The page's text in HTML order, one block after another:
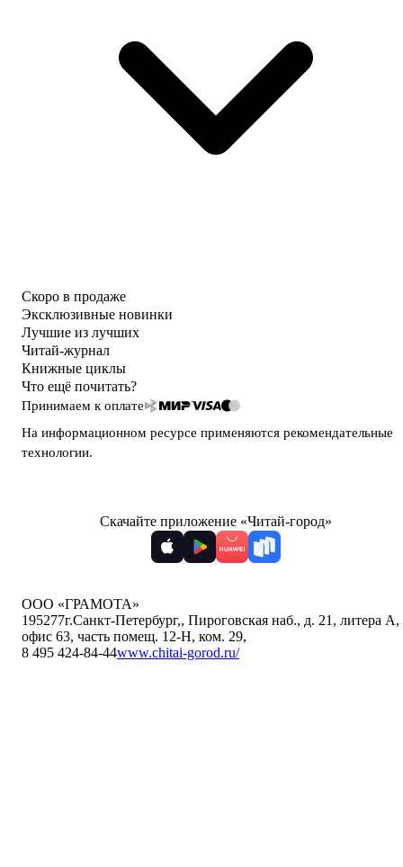
Скоро в продаже
Эксклюзивные новинки
Лучшие из лучших
Читай-журнал
Книжные циклы
Что ещё почитать?
Принимаем к оплате
На информационном ресурсе применяются рекомендательные
технологии.
Скачайте приложение «Читай-город»
ООО «ГРАМОТА»
195277г.Санкт-Петербург,, Пироговская наб., д. 21, литера А,
офис 63, часть помещ. 12-Н, ком. 29,
8 495 424-84-44www.chitai-gorod.ru/